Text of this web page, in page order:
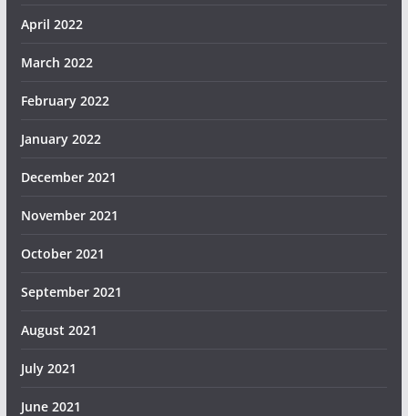
April 2022
March 2022
February 2022
January 2022
December 2021
November 2021
October 2021
September 2021
August 2021
July 2021
June 2021